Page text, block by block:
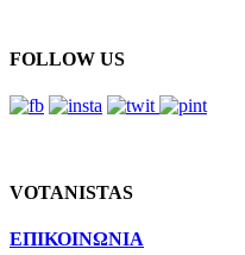
FOLLOW US
VOTANISTAS
ΕΠΙΚΟΙΝΩΝΙΑ